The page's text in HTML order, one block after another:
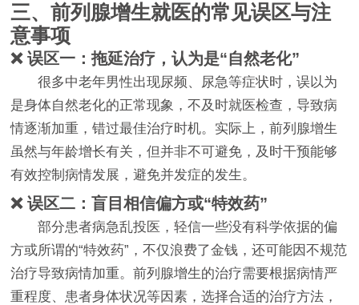
三、前列腺增生就医的常见误区与注
意事项
❌ 误区一：拖延治疗，认为是“自然老化”
很多中老年男性出现尿频、尿急等症状时，误以为
是身体自然老化的正常现象，不及时就医检查，导致病
情逐渐加重，错过最佳治疗时机。实际上，前列腺增生
虽然与年龄增长有关，但并非不可避免，及时干预能够
有效控制病情发展，避免并发症的发生。
❌ 误区二：盲目相信偏方或“特效药”
部分患者病急乱投医，轻信一些没有科学依据的偏
方或所谓的“特效药”，不仅浪费了金钱，还可能因不规范
治疗导致病情加重。前列腺增生的治疗需要根据病情严
重程度、患者身体状况等因素，选择合适的治疗方法，